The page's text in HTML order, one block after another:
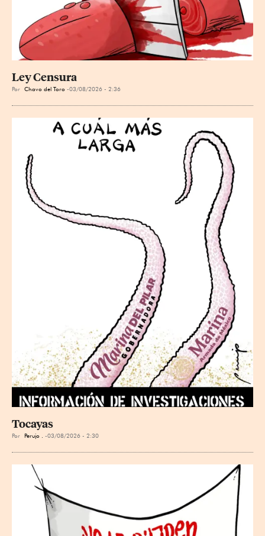
Ley Censura
Por Chavo del Toro 03/08/2026 - 2:36
Tocayas
Por Perujo . 03/08/2026 - 2:30